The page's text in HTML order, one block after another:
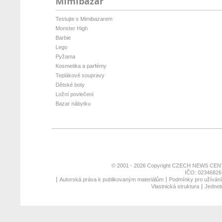
Testujte s Mimibazarem
Monster High
Barbie
Lego
Pyžama
Kosmetika a parfémy
Teplákové soupravy
Dětské boty
Ložní povlečení
Bazar nábytku
© 2001 - 2026 Copyright CZECH NEWS
IČO:
Autorská práva k publikovaným materiálům
Podmínky pro
Vlastnická struktura